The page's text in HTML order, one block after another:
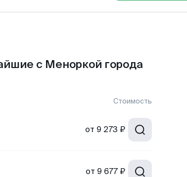
с Меноркой города
Стоимость
от 9 273 ₽
от 9 677 ₽